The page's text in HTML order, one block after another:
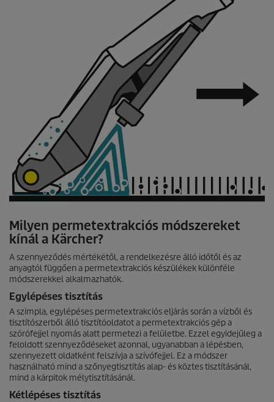
Milyen permetextrakciós módszereket
kínál a Kärcher?
A szennyeződés mértékétől, a rendelkezésre álló időtől és az
anyagtól függően a permetextrakciós készülékek különféle
módszerekkel alkalmazhatók.
Egylépéses tisztítás
A szimpla, egylépéses permetextrakciós eljárás során a vízből és
tisztítószerből álló tisztítóoldatot a permetextrakciós gép a
szórófejjel nyomás alatt permetezi a felületbe. Ezzel egyidejűleg a
feloldott szennyeződéseket azonnal, ugyanabban a lépésben,
szennyezett oldatként felszívja a szívófejjel. Ez a módszer
használható mind a szőnyegtisztítás alap- és köztes tisztításánál,
mind a kárpitok mélytisztításánál.
Kétlépéses tisztítás